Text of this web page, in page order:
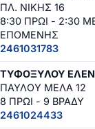
ΠΛ. ΝΙΚΗΣ 16
8:30 ΠΡΩΙ - 2:30
ΕΠΟΜΕΝΗΣ
2461031783
ΤΥΦΟΞΥΛΟΥ
ΠΑΥΛΟΥ ΜΕΛΑ 12
8 ΠΡΩΙ - 9 ΒΡΑΔΥ
2461024433